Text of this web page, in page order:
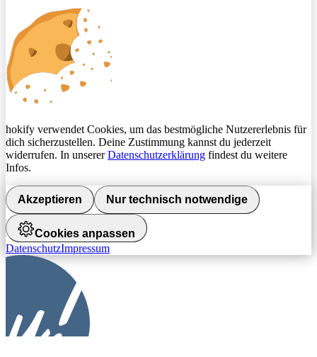
hokify verwendet Cookies, um das bestmögliche Nutzererlebnis für
dich sicherzustellen. Deine Zustimmung kannst du jederzeit
widerrufen. In unsererDatenschutzerklärung findest du weitere
Infos.
Akzeptieren Nur technisch notwendige
Cookies anpassen
DatenschutzImpressum